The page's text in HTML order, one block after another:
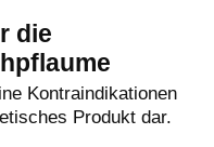
die
Kontraindikationen
Produkt dar.